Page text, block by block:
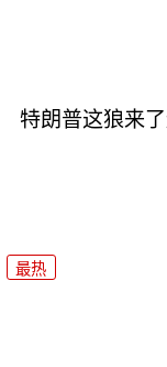
特朗普这狼来
最热